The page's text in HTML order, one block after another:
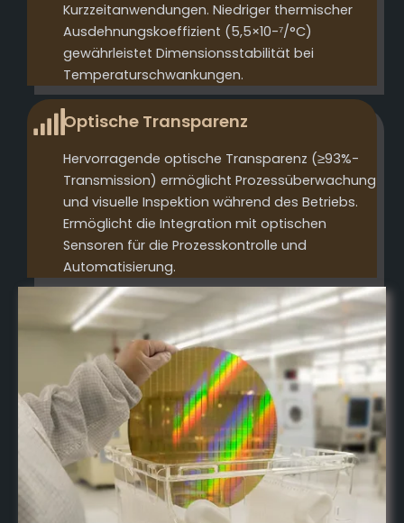
Kurzzeitanwendungen. Niedriger thermischer
Ausdehnungskoeffizient (5,5×10-⁷/°C)
gewährleistet Dimensionsstabilität bei
Temperaturschwankungen.
Optische Transparenz
Hervorragende optische Transparenz (≥93%-
Transmission) ermöglicht Prozessüberwachung
und visuelle Inspektion während des Betriebs.
Ermöglicht die Integration mit optischen
Sensoren für die Prozesskontrolle und
Automatisierung.